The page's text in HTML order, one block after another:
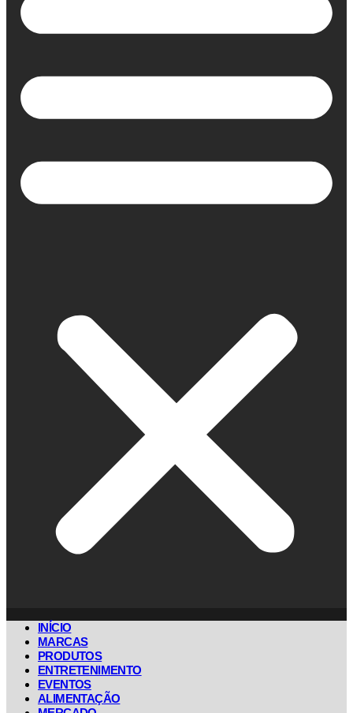
INÍCIO
MARCAS
PRODUTOS
ENTRETENIMENTO
EVENTOS
ALIMENTAÇÃO